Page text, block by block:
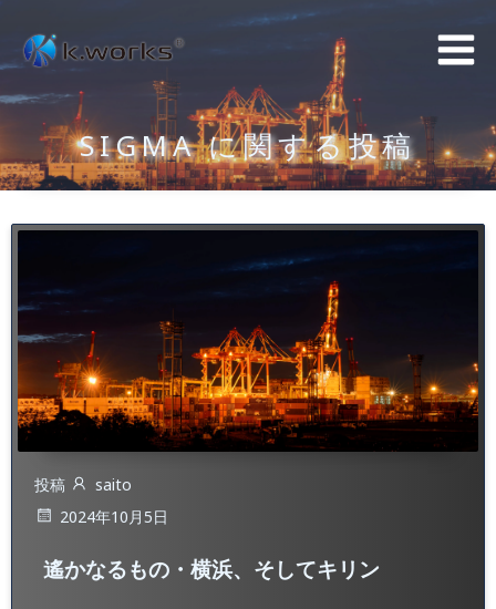
コ
ン
ツ
へ
キ
ッ
SIGMA に関する投稿
投稿
saito
2024年10月5日
遙かなるもの・横浜、そしてキリン